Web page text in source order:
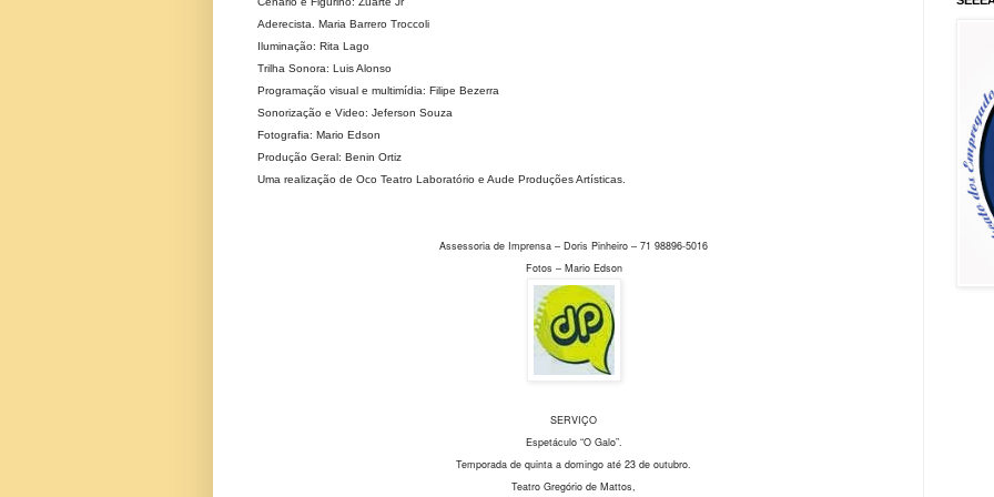
Aderecista. Maria Barrero Troccoli
Iluminação: Rita Lago
Trilha Sonora: Luis Alonso
Programação visual e multimídia: Filipe Bezerra
Sonorização e Video: Jeferson Souza
Fotografia: Mario Edson
Produção Geral: Benin Ortiz
Uma realização de Oco Teatro Laboratório e Aude Produções Artísticas.
Assessoria de Imprensa – Doris Pinheiro – 71 98896-5016
Fotos – Mario Edson
SERVIÇO
Espetáculo “O Galo”.
Temporada de quinta a domingo até 23 de outubro.
Teatro Gregório de Mattos,